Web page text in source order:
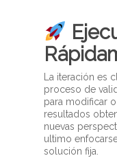
La iteración es
proceso de
para modificar
resultados
nuevas
ultimo
solución fija.